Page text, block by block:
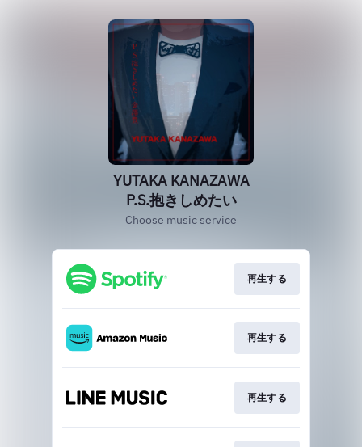
YUTAKA KANAZAWA
P.S.抱きしめたい
Choose music service
再生する
再生する
再生する